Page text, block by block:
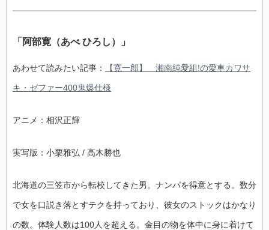
「阿部寛（あべ ひろし）」
あわせて読みたい記事： 【寛一郎】 湘南純愛組!の愛車カワサ
キ・ゼファー400鬼爆仕様
アニメ：相沢正輝
実写版：小栗雅弘 / 高木勝也
北海道の三笠市から転校してきた男。ナンパを得意とする。数分
で女を口説き落とすテクを持っており、彼女のストックはかなり
の数。体験人数は100人を超える。金目の物を体中に身に着けて